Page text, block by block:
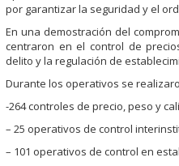
por garantizar la seguridad y el
En una demostración del
centraron en el control de
delito y la regulación de
Durante los operativos se
-264 controles de precio, peso y
– 25 operativos de control
– 101 operativos de control en